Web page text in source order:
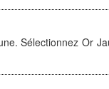
Sélectionnez Or